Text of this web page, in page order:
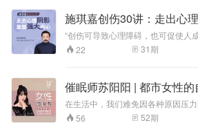
施琪嘉创伤30讲：走出心
塑强大内心
“创伤可导致心理障碍，也可促使人
成长了。”施琪嘉教授在创伤治疗领
年，他发现——每个人其实都有自我
的本能激发出来，重塑强大内心。
22 31期
催眠师苏阳阳 | 都市
在生活中，我们难免因各种原因压力
不安，琐事缠身、注意力难以集中、
很多人还受失眠、衰老、肥胖等种种
56 52期